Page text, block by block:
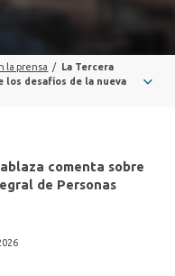
la prensa /
La Tercera
los desafíos de la nueva
comenta sobre
de Personas